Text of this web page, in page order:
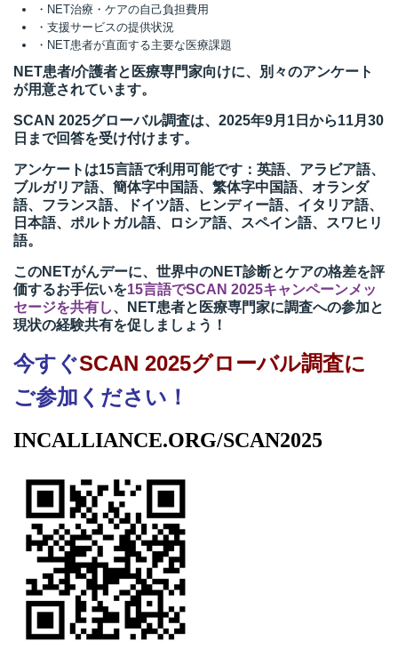
・NET治療・ケアの自己負担費用
・支援サービスの提供状況
・NET患者が直面する主要な医療課題
NET患者/介護者と医療専門家向けに、別々のアンケート
が用意されています。
SCAN 2025グローバル調査は、2025年9月1日から11月30
日まで回答を受け付けます。
アンケートは15言語で利用可能です：英語、アラビア語、
ブルガリア語、簡体字中国語、繁体字中国語、オランダ
語、フランス語、ドイツ語、ヒンディー語、イタリア語、
日本語、ポルトガル語、ロシア語、スペイン語、スワヒリ
語。
このNETがんデーに、世界中のNET診断とケアの格差を評
価するお手伝いを15言語でSCAN 2025キャンペーンメッ
セージを共有し、NET患者と医療専門家に調査への参加と
現状の経験共有を促しましょう！
今すぐSCAN 2025グローバル調査に
ご参加ください！
INCALLIANCE.ORG/SCAN2025